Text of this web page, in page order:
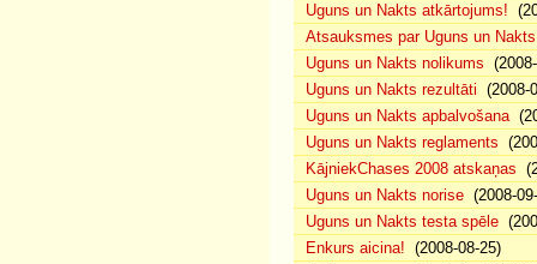
Uguns un Nakts atkārtojums!
Atsauksmes par Uguns un Nakts
Uguns un Nakts nolikums
Uguns un Nakts rezultāti (2008-
Uguns un Nakts apbalvošana
Uguns un Nakts reglaments
KājniekChases 2008 atskaņas
Uguns un Nakts norise (2008-
Uguns un Nakts testa spēle
Enkurs aicina! (2008-08-25)